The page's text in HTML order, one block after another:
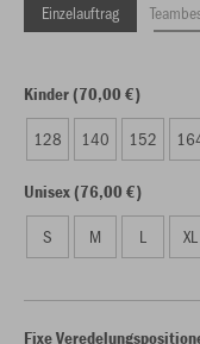
Einzelauftrag
Kinder (70,00 €)
128 140 152
Unisex (76,00 €)
S M L XL
Fixe